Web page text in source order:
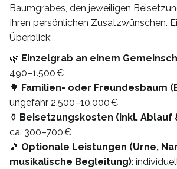
Baumgrabes, den jeweiligen
Ihren persönlichen Zusatzwünschen.
Überblick:
🌿 Einzelgrab an einem
490–1.500 €
🌳 Familien- oder Freundesbaum
ungefähr 2.500–10.000 €
⚱️ Beisetzungskosten (inkl. Ablauf
ca. 300–700 €
🎵 Optionale Leistungen (Urne,
musikalische Begleitung):